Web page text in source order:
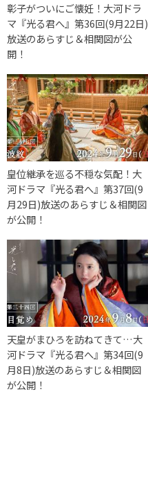
彰子がついにご懐妊！大河ドラ
マ『光る君へ』第36回(9月22日)
放送のあらすじ＆相関図が公
開！
皇位継承を巡る不穏な気配！大
河ドラマ『光る君へ』第37回(9
月29日)放送のあらすじ＆相関図
が公開！
天皇がまひろを訪ねてきて…大
河ドラマ『光る君へ』第34回(9
月8日)放送のあらすじ＆相関図
が公開！